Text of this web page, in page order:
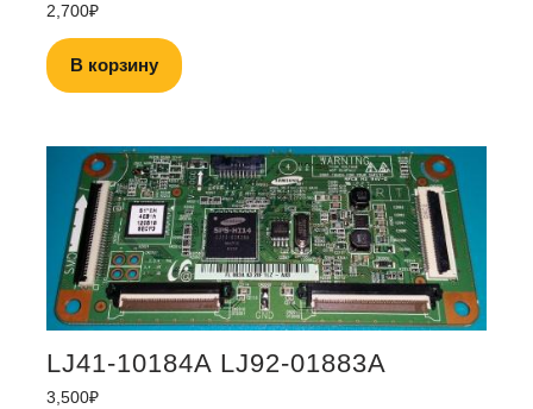
2,700₽
В корзину
LJ41-10184A LJ92-01883A
3,500₽